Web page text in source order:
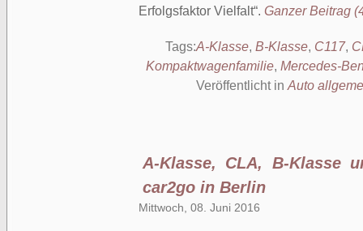
Erfolgsfaktor Vielfalt . Ganzer Beitrag
Tags:A-Klasse, B-Klasse, C117,
Kompaktwagenfamilie, Mercedes-
Veröffentlicht in Auto
A-Klasse, CLA, B-Klasse
car2go in Berlin
Mittwoch, 08. Juni 2016